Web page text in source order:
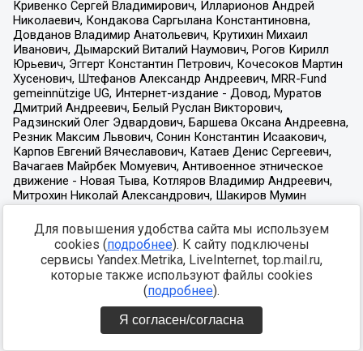
Для повышения удобства сайта мы используем
cookies (подробнее). К сайту подключены
сервисы Yandex.Metrika, LiveInternet, top.mail.ru,
которые также используют файлы cookies
(подробнее).
Я согласен/согласна